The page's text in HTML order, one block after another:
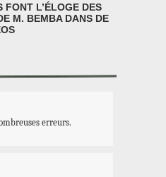
FONT L’ÉLOGE DES
DE M. BEMBA DANS DE
erreurs.